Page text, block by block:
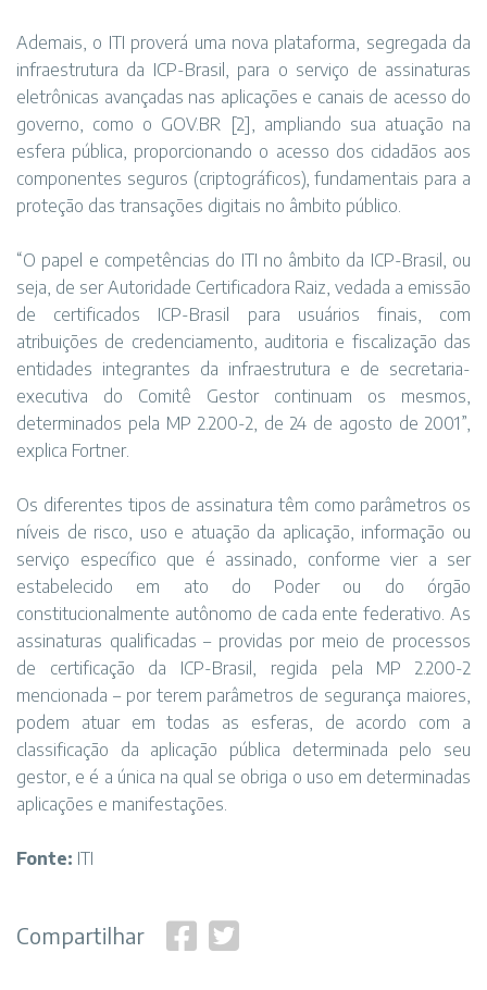
Ademais, o ITI proverá uma nova plataforma, segregada da
infraestrutura da ICP-Brasil, para o serviço de assinaturas
eletrônicas avançadas nas aplicações e canais de acesso do
governo, como o GOV.BR [2], ampliando sua atuação na
esfera pública, proporcionando o acesso dos cidadãos aos
componentes seguros (criptográficos), fundamentais para a
proteção das transações digitais no âmbito público.
“O papel e competências do ITI no âmbito da ICP-Brasil, ou
seja, de ser Autoridade Certificadora Raiz, vedada a emissão
de certificados ICP-Brasil para usuários finais, com
atribuições de credenciamento, auditoria e fiscalização das
entidades integrantes da infraestrutura e de secretaria-
executiva do Comitê Gestor continuam os mesmos,
determinados pela MP 2.200-2, de 24 de agosto de 2001”,
explica Fortner.
Os diferentes tipos de assinatura têm como parâmetros os
níveis de risco, uso e atuação da aplicação, informação ou
serviço específico que é assinado, conforme vier a ser
estabelecido em ato do Poder ou do órgão
constitucionalmente autônomo de cada ente federativo. As
assinaturas qualificadas – providas por meio de processos
de certificação da ICP-Brasil, regida pela MP 2.200-2
mencionada – por terem parâmetros de segurança maiores,
podem atuar em todas as esferas, de acordo com a
classificação da aplicação pública determinada pelo seu
gestor, e é a única na qual se obriga o uso em determinadas
aplicações e manifestações.
Fonte: ITI
Compartilhar